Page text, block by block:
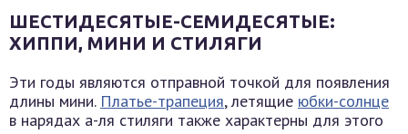
ШЕСТИДЕСЯТЫЕ-СЕМИДЕСЯТЫЕ:
ХИППИ, МИНИ И СТИЛЯГИ
Эти годы являются отправной точкой для появления
длины мини. Платье-трапеция, летящие юбки-солнце
в нарядах а-ля стиляги также характерны для этого